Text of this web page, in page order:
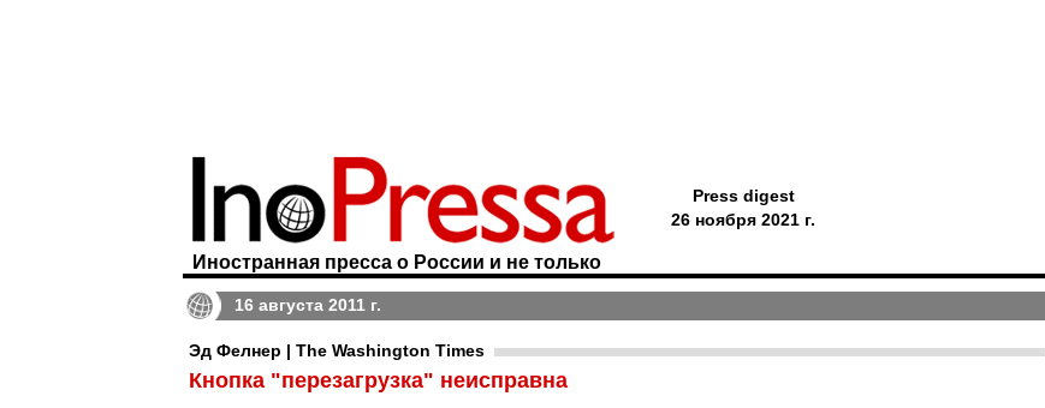
Иностранная пресса о России и не только
Press digest
26 ноября 2021 г.
16 августа 2011 г.
Эд Фелнер | The Washington Times
Кнопка "перезагрузка" неисправна